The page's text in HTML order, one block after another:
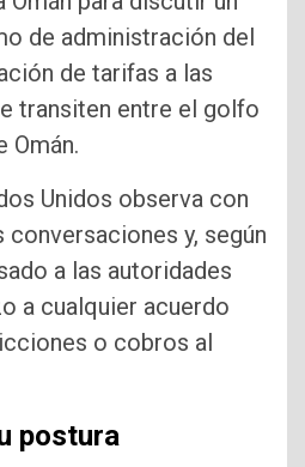
de administración del
de tarifas a las
transiten entre el golfo
Omán.
Unidos observa con
y, según
a las autoridades
a cualquier acuerdo
o cobros al
postura